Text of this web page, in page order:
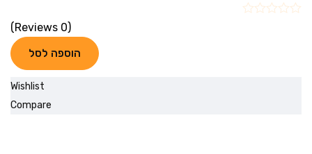
(0 Reviews)
הוספה לסל
Wishlist
Compare